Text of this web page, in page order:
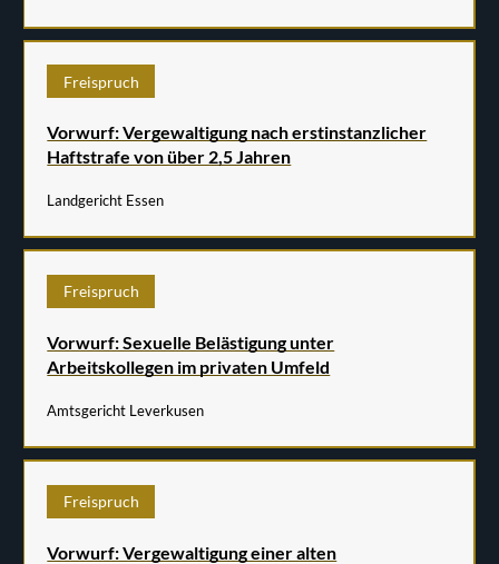
Freispruch
Vorwurf: Vergewaltigung nach erstinstanzlicher
Haftstrafe von über 2,5 Jahren
Landgericht Essen
Freispruch
Vorwurf: Sexuelle Belästigung unter
Arbeitskollegen im privaten Umfeld
Amtsgericht Leverkusen
Freispruch
Vorwurf: Vergewaltigung einer alten